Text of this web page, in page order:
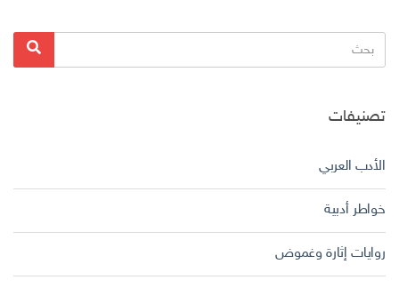
البحث
عن:
بحث
تصنيفات
الأدب العربي
خواطر أدبية
روايات إثارة وغموض